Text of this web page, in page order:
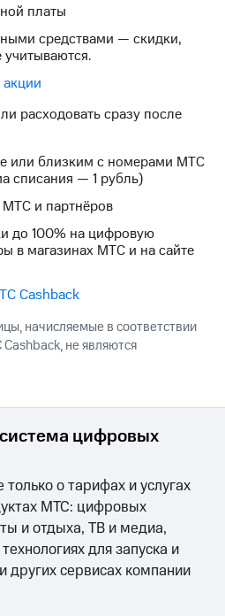
платы
средствами — скидки,
расходовать сразу после
или близким с номерами МТС
списания — 1 рубль)
МТС и партнёров
до 100% на цифровую
в магазинах МТС и на сайте
Cashback
начисляемые в соответствии
не являются
цифровых
о тарифах и услугах
МТС: цифровых
и отдыха, ТВ и медиа,
для запуска и
других сервисах компании